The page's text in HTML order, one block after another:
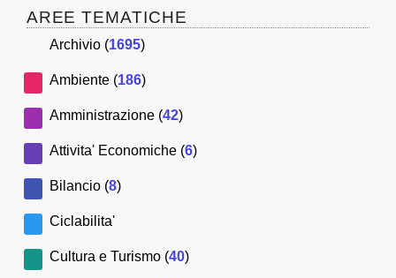
Open
Data
AREE TEMATICHE
Archivio (1695)
Ambiente (186)
Amministrazione (42)
Attivita' Economiche (6)
Bilancio (8)
Ciclabilita'
Cultura e Turismo (40)